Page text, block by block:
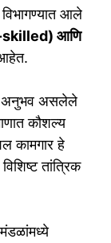
विभागण्यात आले
आणि
अनुभव असलेले
कौशल्य
कामगार हे
तांत्रिक